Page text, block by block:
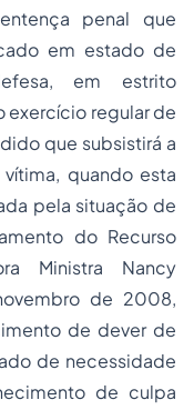
penal que
em estado de
em estrito
exercício regular de
que subsistirá a
quando esta
pela situação de
do Recurso
Ministra Nancy
de 2008,
de dever de
de necessidade
de culpa